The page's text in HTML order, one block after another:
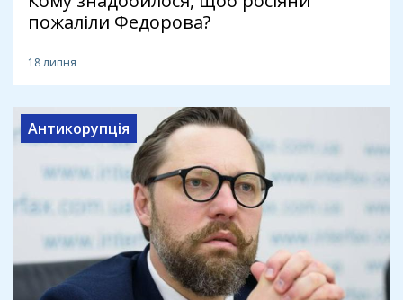
пожаліли Федорова?
18 липня
Антикорупція